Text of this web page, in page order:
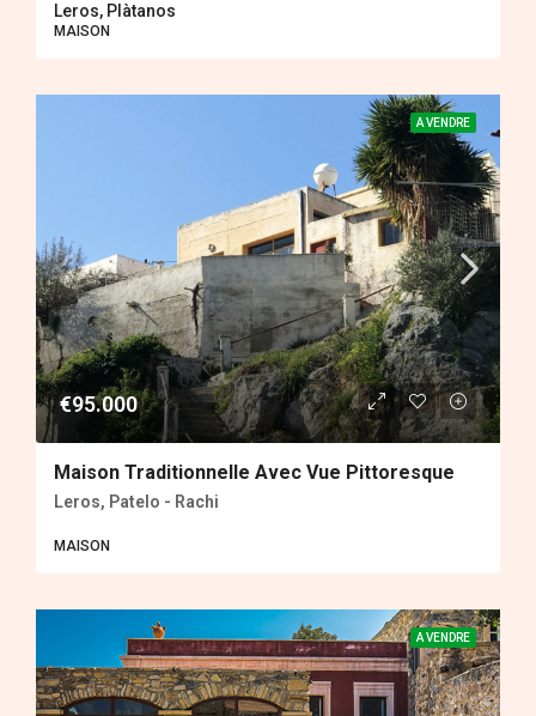
Leros, Plàtanos
MAISON
A VENDRE
€95.000
Maison Traditionnelle Avec Vue Pittoresque
Leros, Patelo - Rachi
MAISON
A VENDRE